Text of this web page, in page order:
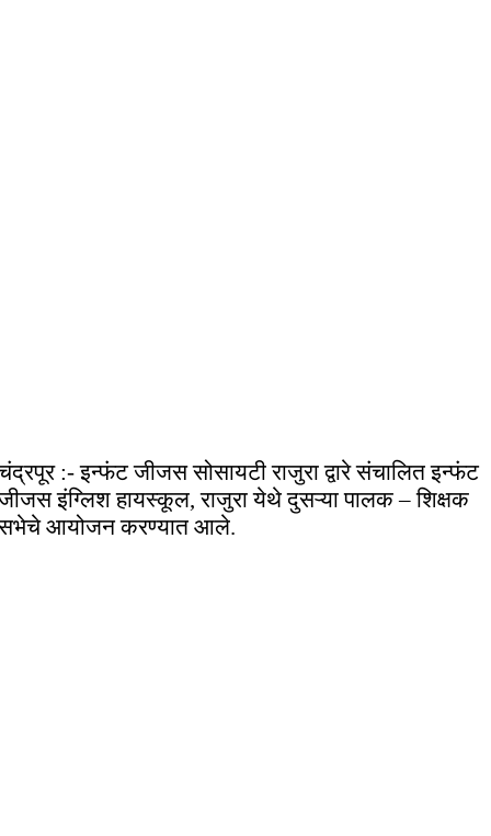
:- इन्फंट जीजस सोसायटी राजुरा द्वारे संचालित इन्फंट
इंग्लिश हायस्कूल, राजुरा येथे दुसऱ्या पालक – शिक्षक
आयोजन करण्यात आले.